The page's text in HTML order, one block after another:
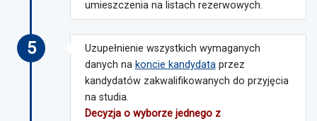
umieszczenia na listach rezerwowych.
Uzupełnienie wszystkich wymaganych
danych na koncie kandydataprzez
kandydatów zakwalifikowanych do przyjęcia
na studia.
Decyzja o wyborze jednego z
5